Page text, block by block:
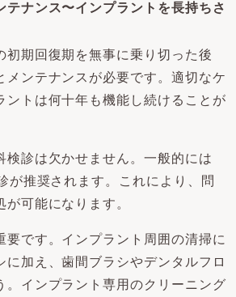
テナンス〜インプラントを長持ちさ
初期回復期を無事に乗り切った後
メンテナンスが必要です。適切なケ
ントは何十年も機能し続けることが
検診は欠かせません。一般的には
が推奨されます。これにより、問
可能になります。
要です。インプラント周囲の清掃に
に加え、歯間ブラシやデンタルフロ
。インプラント専用のクリーニング